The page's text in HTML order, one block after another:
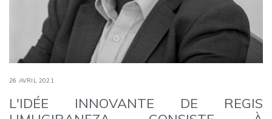
26 AVRIL 2021
L'IDÉE INNOVANTE DE REGIS